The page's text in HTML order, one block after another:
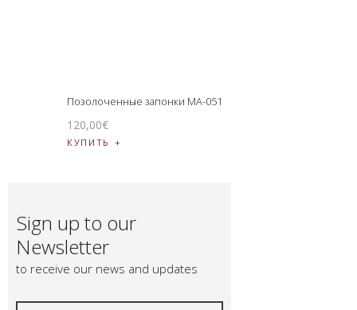
Позолоченные запонки MA-051
120,00€
КУПИТЬ
Sign up to our
Newsletter
to receive our news and updates